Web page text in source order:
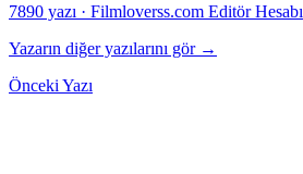
7890 yazı · Filmloverss.com Editör Hesabı
Yazarın diğer yazılarını gör →
Önceki Yazı